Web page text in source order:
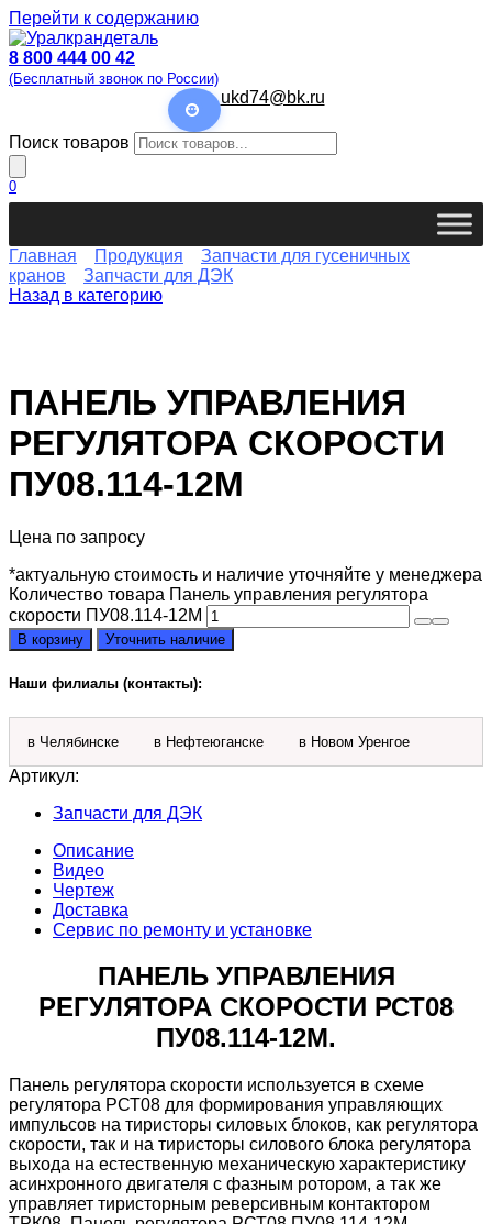
Перейти к содержанию
8 800 444 00 42
(Бесплатный звонок по России)
ukd74@bk.ru
Поиск товаров
0
Главная Продукция
Запчасти для гусеничных
кранов
Запчасти для ДЭК
Назад в категорию
ПАНЕЛЬ УПРАВЛЕНИЯ
РЕГУЛЯТОРА СКОРОСТИ
ПУ08.114-12М
Цена по запросу
*актуальную стоимость и наличие уточняйте у менеджера
Количество товара Панель управления регулятора
скорости ПУ08.114-12М
В корзину Уточнить наличие
Наши филиалы (контакты):
в Челябинске в Нефтеюганске в Новом Уренгое
Артикул:
Запчасти для ДЭК
Описание
Видео
Чертеж
Доставка
Сервис по ремонту и установке
ПАНЕЛЬ УПРАВЛЕНИЯ
РЕГУЛЯТОРА СКОРОСТИ РСТ08
ПУ08.114-12М.
Панель регулятора скорости используется в схеме
регулятора РСТ08 для формирования управляющих
импульсов на тиристоры силовых блоков, как регулятора
скорости, так и на тиристоры силового блока регулятора
выхода на естественную механическую характеристику
асинхронного двигателя с фазным ротором, а так же
управляет тиристорным реверсивным контактором